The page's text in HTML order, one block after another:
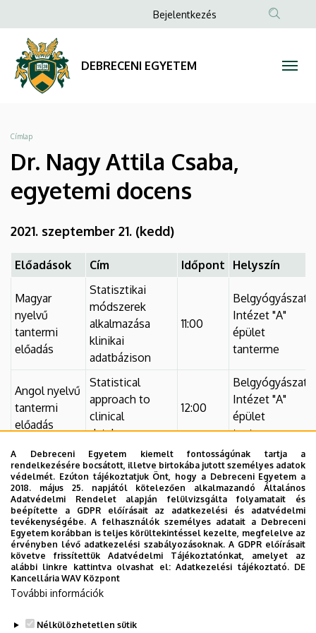
Nagy
Attila
Csaba,
egyetemi
docens
EGYETEM
a
tartalomra
Anonim
menüje
Bejelentkezés
DEBRECENI EGYETEM
Morzsa
Címlap
Dr. Nagy Attila Csaba,
egyetemi docens
2021. szeptember 21. (kedd)
Előadások Cím Időpont Helyszín
Magyar
nyelvű
tantermi
előadás
Statisztikai
módszerek
alkalmazása
klinikai
adatbázison
11:00
Belgyógyászati
Intézet "A"
épület
tanterme
Angol nyelvű
tantermi
előadás
Statistical
approach to
clinical
databases
12:00
Belgyógyászati
Intézet "A"
épület
tanterme
Tudományos
előadás
A 2-es típusú
diabetes
mellitus
gondozásának
hatékonysága
és időbeli
alakulása
Magyarországon
13:00
Belgyógyászati
Intézet "A"
épület
tanterme
A Debreceni Egyetem kiemelt fontosságúnak tartja a
rendelkezésére bocsátott, illetve birtokába jutott személyes adatok
védelmét. Ezúton tájékoztatjuk Önt, hogy a Debreceni Egyetem a
2018. május 25. napjától kötelezően alkalmazandó Általános
Adatvédelmi Rendelet alapján felülvizsgálta folyamatait és
beépítette a GDPR előírásait az adatkezelési és adatvédelmi
tevékenységébe. A felhasználók személyes adatait a Debreceni
Egyetem korábban is teljes körültekintéssel kezelte, megfelelve az
érvényben lévő adatkezelési szabályozásoknak. A GDPR előírásait
követve frissítettük Adatvédelmi Tájékoztatónkat, amelyet az
alábbi linkre kattintva olvashat el:Adatkezelési tájékoztató. DE
Kancellária WAV Központ
További információk
Nélkülözhetetlen sütik